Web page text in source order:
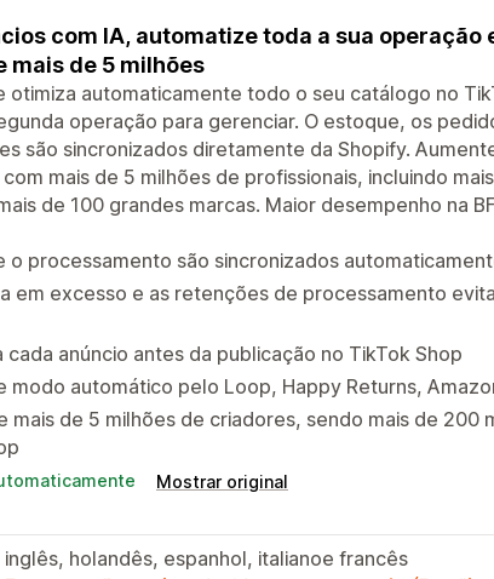
com IA, automatize toda a sua operação
de 5 milhões
otimiza automaticamente todo o seu catálogo no
operação para gerenciar. O estoque, os
são sincronizados diretamente da Shopify.
mais de 5 milhões de profissionais, incluindo
de 100 grandes marcas. Maior desempenho na
o processamento são sincronizados
em excesso e as retenções de processamento
anúncio antes da publicação no TikTok Shop
modo automático pelo Loop, Happy Returns,
de 5 milhões de criadores, sendo mais de 200
Mostrar original
inglês, holandês, espanhol, italianoe francês